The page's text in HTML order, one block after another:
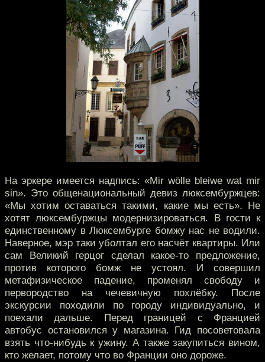
На эркере имеется надпись: «Mir wölle bleiwe wat mir
sin». Это общенациональный девиз люксембуржцев:
«Мы хотим оставаться такими, какие мы есть». Не
хотят люксембуржцы модернизироваться. В гости к
единственному в Люксембурге бомжу нас не водили.
Наверное, мэр таки уболтал его насчёт квартиры. Или
сам Великий герцог сделал какое-то предложение,
против которого бомж не устоял. И совершил
метафизическое падение, променял свободу и
первородство на чечевичную похлёбку. После
экскурсии походили по городу индивидуально, и
поехали дальше. Перед границей с Францией
автобус остановился у магазина. Гид посоветовала
взять что-нибудь к ужину. А также закупиться вином,
кто желает, потому что во Франции оно дороже.